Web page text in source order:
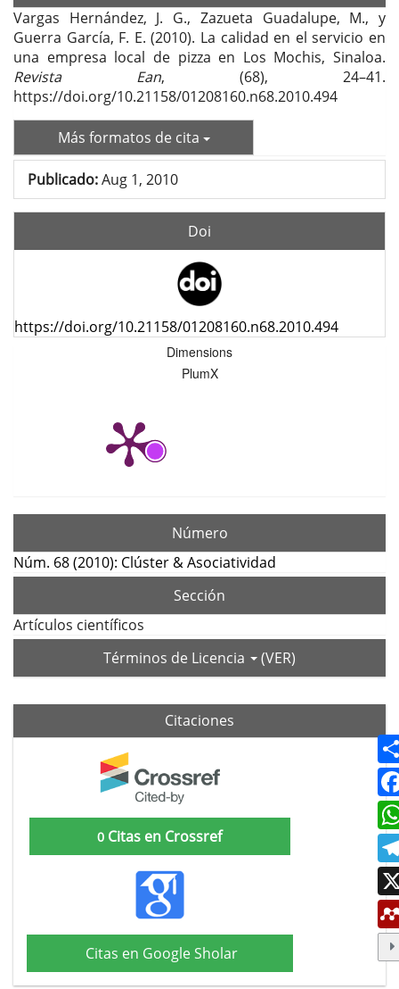
Vargas Hernández, J. G., Zazueta Guadalupe, M., y
Guerra García, F. E. (2010). La calidad en el servicio en
una empresa local de pizza en Los Mochis, Sinaloa.
Revista Ean, (68), 24–41.
https://doi.org/10.21158/01208160.n68.2010.494
Más formatos de cita
Publicado:Aug 1, 2010
Doi
https://doi.org/10.21158/01208160.n68.2010.494
Dimensions
PlumX
Número
Núm. 68 (2010): Clúster & Asociatividad
Sección
Artículos científicos
Términos de Licencia
(VER)
Citaciones
0 Citas en Crossref
Citas en Google Sholar